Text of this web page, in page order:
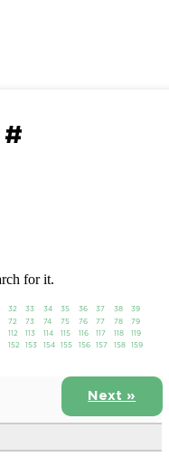
#
for it.
32 33 34 35 36 37 38
39
72 73 74 75 76 77 78
79
112 113 114 115 116 117 118
119
152 153 154 155 156 157 158
159
Next »